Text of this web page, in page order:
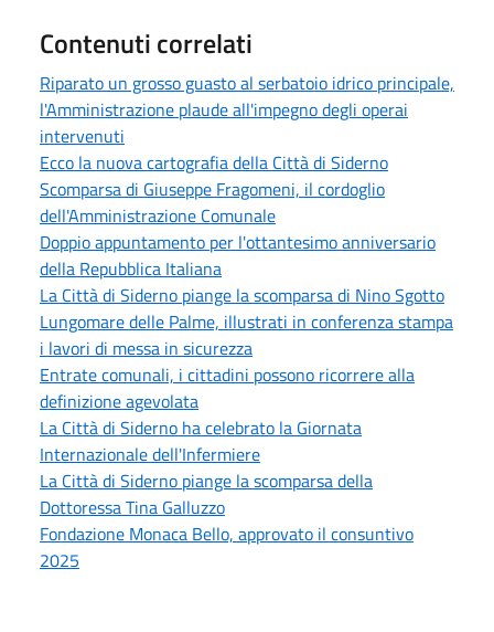
Contenuti correlati
Riparato un grosso guasto al serbatoio idrico principale,
l'Amministrazione plaude all'impegno degli operai
intervenuti
Ecco la nuova cartografia della Città di Siderno
Scomparsa di Giuseppe Fragomeni, il cordoglio
dell'Amministrazione Comunale
Doppio appuntamento per l'ottantesimo anniversario
della Repubblica Italiana
La Città di Siderno piange la scomparsa di Nino Sgotto
Lungomare delle Palme, illustrati in conferenza stampa
i lavori di messa in sicurezza
Entrate comunali, i cittadini possono ricorrere alla
definizione agevolata
La Città di Siderno ha celebrato la Giornata
Internazionale dell'Infermiere
La Città di Siderno piange la scomparsa della
Dottoressa Tina Galluzzo
Fondazione Monaca Bello, approvato il consuntivo
2025